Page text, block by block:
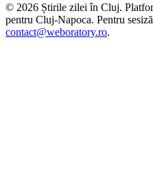
© 2026 Știrile zilei în Cluj.
pentru Cluj-Napoca. Pentru
contact@weboratory.ro.